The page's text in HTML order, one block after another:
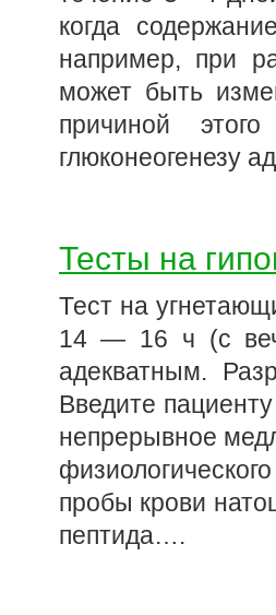
когда
например, при
может быть
причиной
глюконеогенезу
Тесты на
Тест на
14 — 16 ч (с
адекватным.
Введите
непрерывное
пробы крови
пептида….